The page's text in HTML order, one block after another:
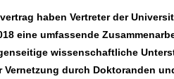
haben Vertreter der
eine umfassende
wissenschaftliche
Vernetzung durch Doktoranden